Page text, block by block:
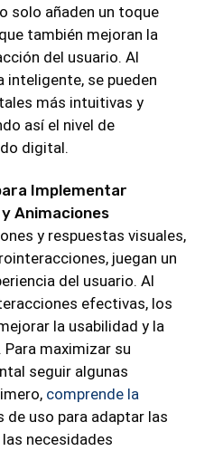
solo añaden un toque
también mejoran la
del usuario. Al
inteligente, se pueden
más intuitivas y
así el nivel de
digital.
Implementar
Animaciones
y respuestas visuales,
juegan un
del usuario. Al
efectivas, los
la usabilidad y la
maximizar su
seguir algunas
comprende la
de uso para adaptar las
necesidades